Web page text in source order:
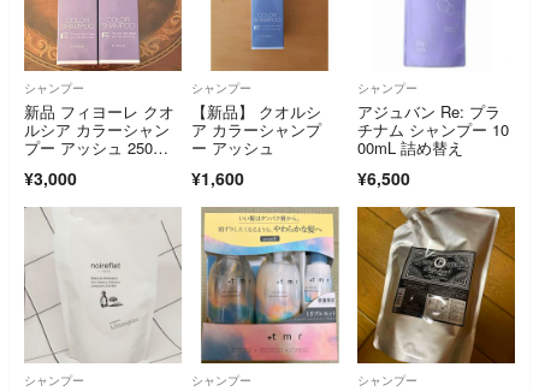
シャンプー
新品 フィヨーレ クオ
ルシア カラーシャン
プー アッシュ 250m
¥3,000
シャンプー
【新品】 クオルシ
ア カラーシャンプ
ー アッシュ
¥1,600
シャンプー
アジュバン Re: プラ
チナム シャンプー 10
00mL 詰め替え
¥6,500
シャンプー シャンプー シャンプー